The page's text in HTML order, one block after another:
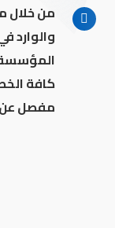
من خلال
والوارد
كافة
مفصل